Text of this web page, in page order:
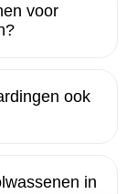
voor
ook
in